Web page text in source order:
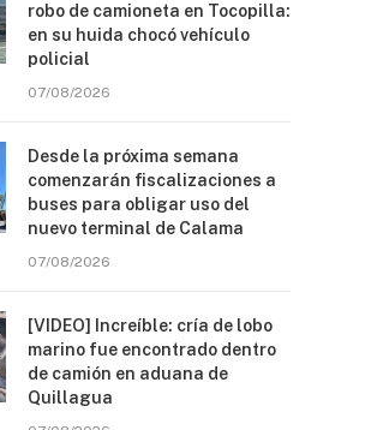
robo de camioneta en Tocopilla:
en su huida chocó vehículo
policial
07/08/2026
Desde la próxima semana
comenzarán fiscalizaciones a
buses para obligar uso del
nuevo terminal de Calama
07/08/2026
[VIDEO] Increíble: cría de lobo
marino fue encontrado dentro
de camión en aduana de
Quillagua